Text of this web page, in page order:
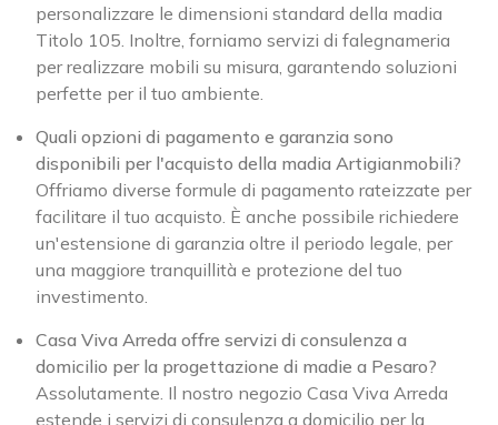
personalizzare le dimensioni standard della madia
Titolo 105. Inoltre, forniamo servizi di falegnameria
per realizzare mobili su misura, garantendo soluzioni
perfette per il tuo ambiente.
Quali opzioni di pagamento e garanzia sono
disponibili per l'acquisto della madia Artigianmobili?
Offriamo diverse formule di pagamento rateizzate per
facilitare il tuo acquisto. È anche possibile richiedere
un'estensione di garanzia oltre il periodo legale, per
una maggiore tranquillità e protezione del tuo
investimento.
Casa Viva Arreda offre servizi di consulenza a
domicilio per la progettazione di madie a Pesaro?
Assolutamente. Il nostro negozio Casa Viva Arreda
estende i servizi di consulenza a domicilio per la